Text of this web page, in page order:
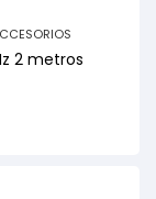
2 metros